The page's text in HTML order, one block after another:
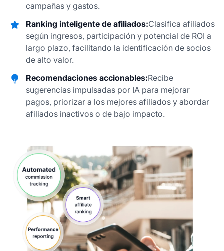
campañas y gastos.
Ranking inteligente de afiliados:Clasifica afiliados
según ingresos, participación y potencial de ROI a
largo plazo, facilitando la identificación de socios
de alto valor.
Recomendaciones accionables:Recibe
sugerencias impulsadas por IA para mejorar
pagos, priorizar a los mejores afiliados y abordar
afiliados inactivos o de bajo impacto.